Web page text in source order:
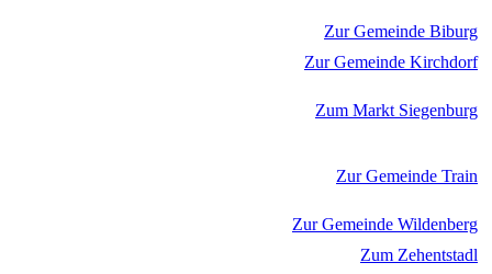
Zur Gemeinde Biburg
Zur Gemeinde Kirchdorf
Zum Markt Siegenburg
Zur Gemeinde Train
Zur Gemeinde Wildenberg
Zum Zehentstadl